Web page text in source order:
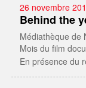
26 novembre
Behind the
Médiathèque de
Mois du film
En présence du